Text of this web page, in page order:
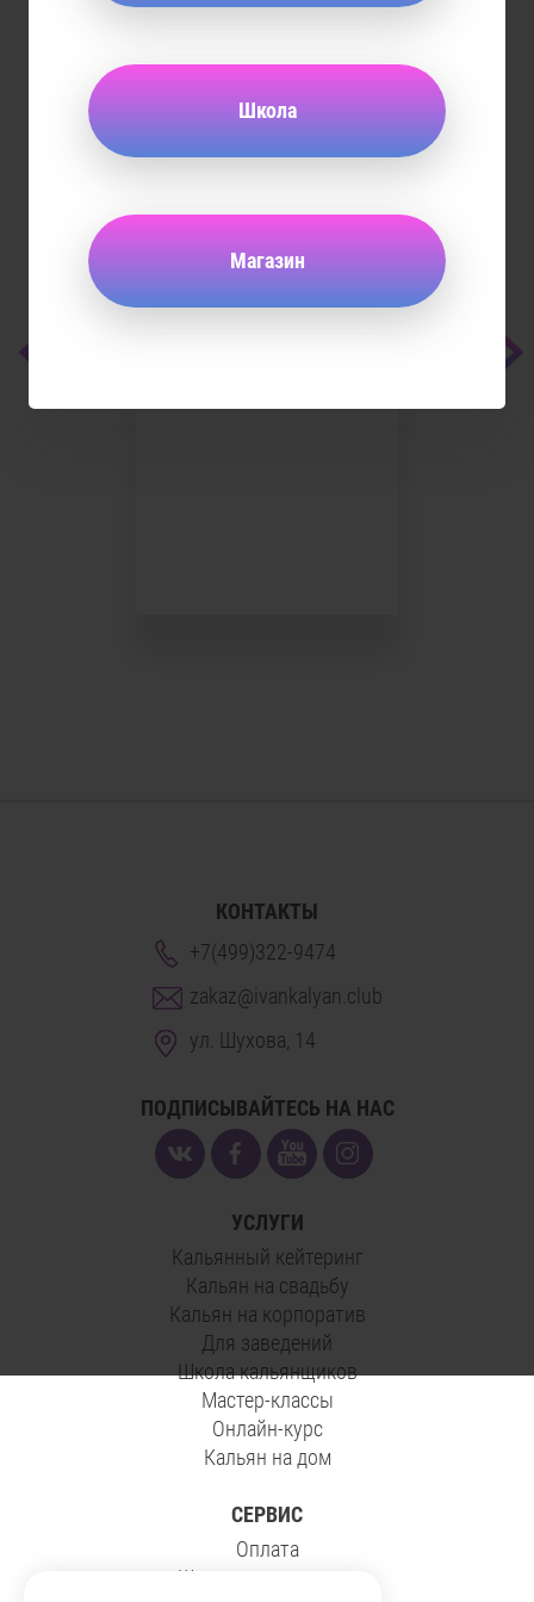
Школа
Магазин
КОНТАКТЫ
+7(499)322-9474
zakaz@ivankalyan.club
ул. Шухова, 14
ПОДПИСЫВАЙТЕСЬ НА НАС
УСЛУГИ
Кальянный кейтеринг
Кальян на свадьбу
Кальян на корпоратив
Для заведений
Школа кальянщиков
Мастер-классы
Онлайн-курс
Кальян на дом
СЕРВИС
Оплата
Школа кальянщиков